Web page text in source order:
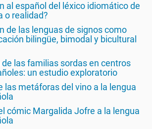
al español del léxico idiomático de
o realidad?
de las lenguas de signos como
bilingüe, bimodal y bicultural
las familias sordas en centros
un estudio exploratorio
las metáforas del vino a la lengua
cómic Margalida Jofre a la lengua